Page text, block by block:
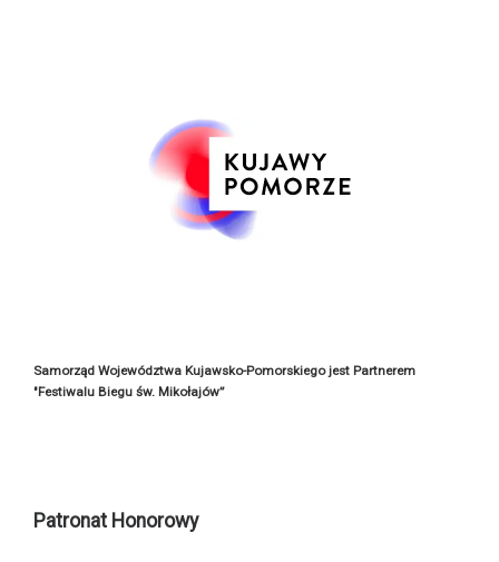
Samorząd Województwa Kujawsko-Pomorskiego jest Partnerem
"Festiwalu Biegu św. Mikołajów”
Patronat Honorowy